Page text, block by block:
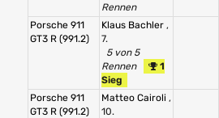
Rennen
Porsche 911
GT3 R (991.2)
Klaus Bachler ,
7.
5 von 5
Rennen
1
Sieg
Porsche 911
GT3 R (991.2)
Matteo Cairoli ,
10.